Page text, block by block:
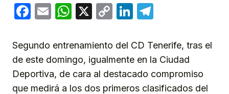
Facebook
EmailWhatsApp
X
CopyLinkedIn
Segundo entrenamiento del CD Tenerife, tras el
de este domingo, igualmente en la Ciudad
Deportiva, de cara al destacado compromiso
que medirá a los dos primeros clasificados del